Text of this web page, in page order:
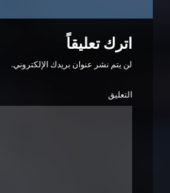
اترك تعليقاً
لن يتم نشر عنوان بريدك الإلكتروني.
التعليق